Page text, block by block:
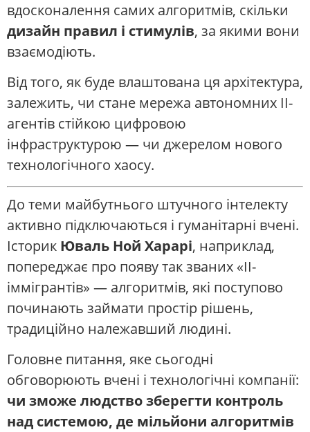
вдосконалення самих алгоритмів, скільки
дизайн правил і стимулів, за якими вони
взаємодіють.
Від того, як буде влаштована ця архітектура,
залежить, чи стане мережа автономних ІІ-
агентів стійкою цифровою
інфраструктурою — чи джерелом нового
технологічного хаосу.
До теми майбутнього штучного інтелекту
активно підключаються і гуманітарні вчені.
Історик Юваль Ной Харарі, наприклад,
попереджає про появу так званих «ІІ-
іммігрантів» — алгоритмів, які поступово
починають займати простір рішень,
традиційно належавший людині.
Головне питання, яке сьогодні
обговорюють вчені і технологічні компанії:
чи зможе людство зберегти контроль
над системою, де мільйони алгоритмів